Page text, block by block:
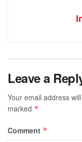
Leave a
Your email address
marked *
Comment *